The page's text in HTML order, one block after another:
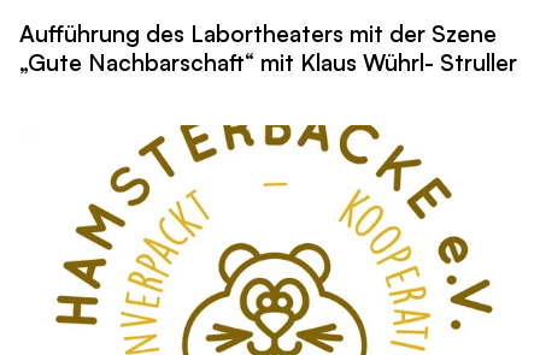
Aufführung des Labortheaters mit der Szene
„Gute Nachbarschaft“ mit Klaus Wührl- Struller